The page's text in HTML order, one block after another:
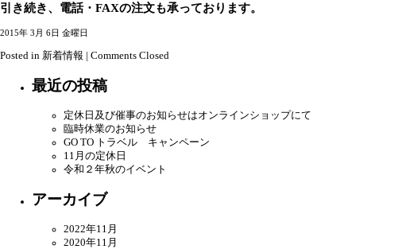
引き続き、電話・FAXの注文も承っております。
2015年 3月 6日 金曜日
Posted in 新着情報 Comments Closed
最近の投稿
定休日及び催事のお知らせはオンラインショップにて
臨時休業のお知らせ
GO TO トラベル キャンペーン
11月の定休日
令和２年秋のイベント
アーカイブ
2022年11月
2020年11月